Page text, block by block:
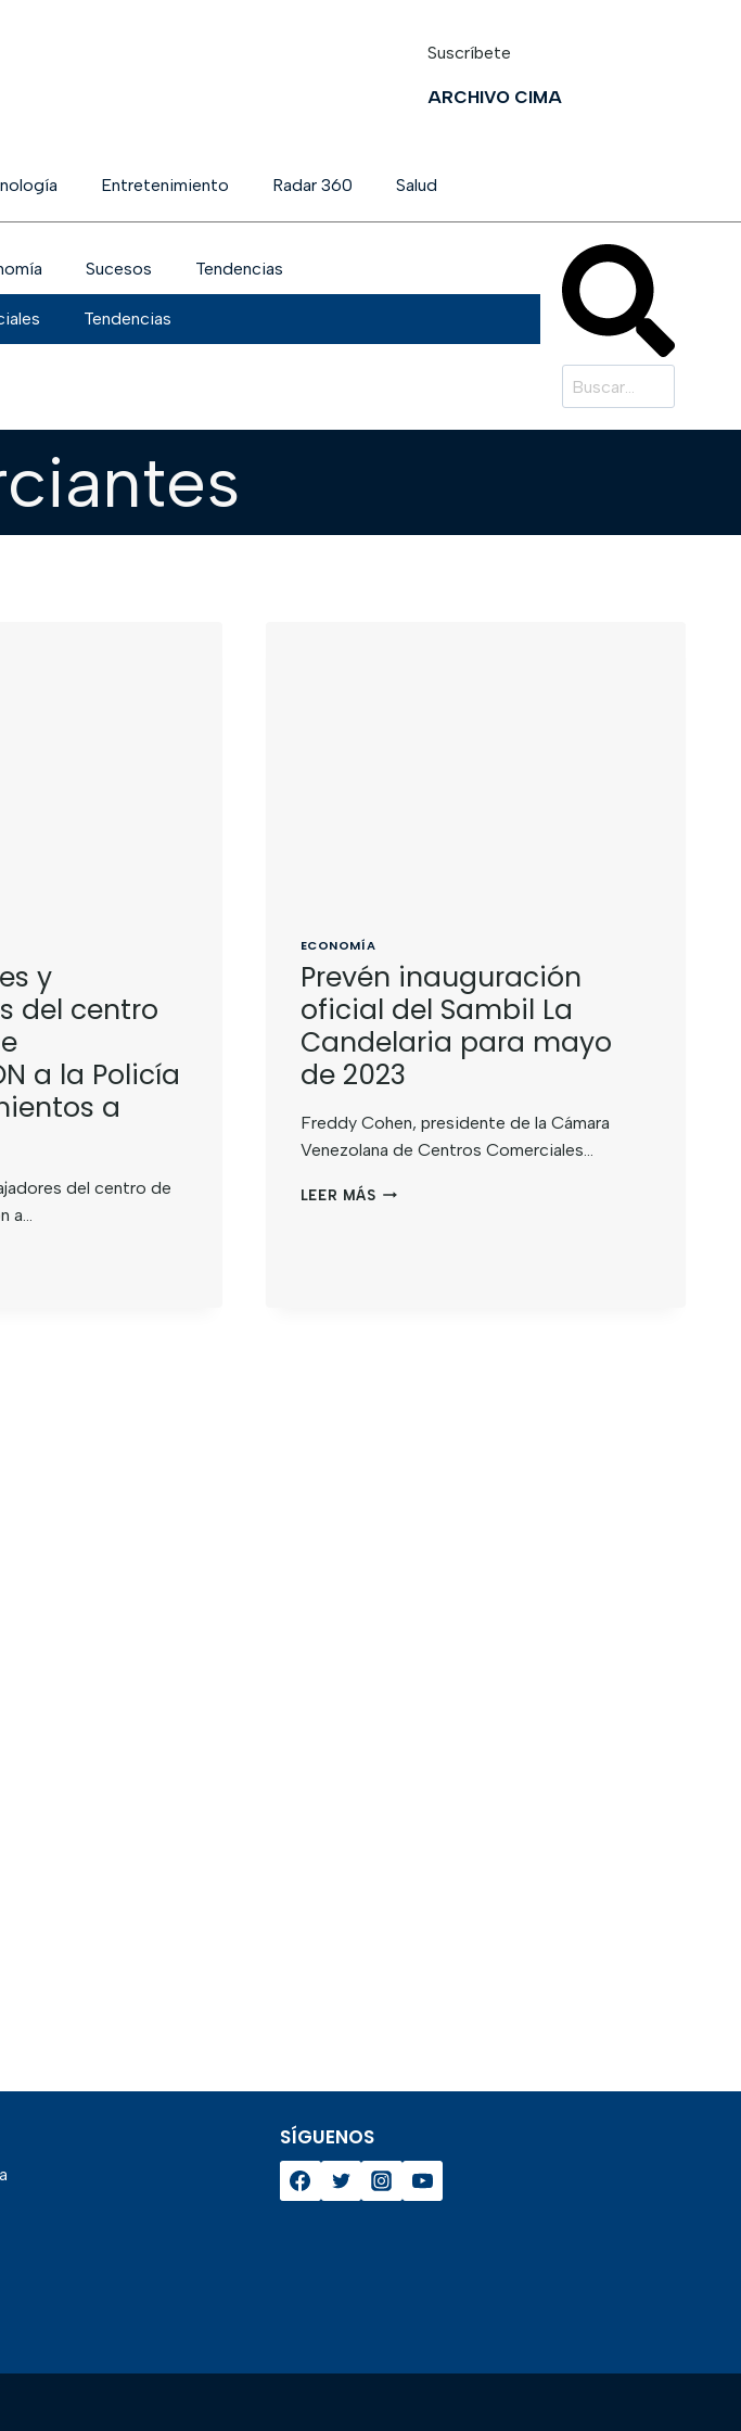
Suscríbete
ARCHIVO CIMA
Entretenimiento Radar 360 Salud
Sucesos Tendencias
Tendencias
y
del centro
a la Policía
a
del centro de
a…
ECONOMÍA
Prevén inauguración
oficial del Sambil La
Candelaria para mayo
de 2023
Freddy Cohen, presidente de la Cámara
Venezolana de Centros Comerciales…
LEER MÁS
SÍGUENOS